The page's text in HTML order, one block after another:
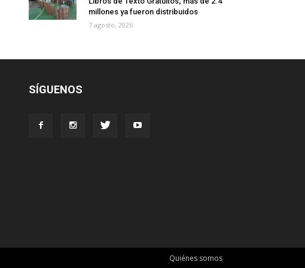
millones ya fueron distribuidos
7 agosto, 2026
SÍGUENOS
Quiénes somos